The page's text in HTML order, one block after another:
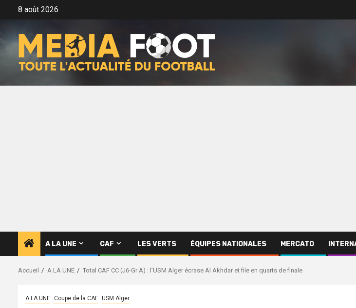
8 août 2026
A LA UNE CAF LES VERTS ÉQUIPES NATIONALES MERCATO
Accueil A LA UNE Total CAF CC (J6-Gr A) : l’USM Alger écrase Al Akhdar et file en quarts de finale
A LA UNE Coupe de la CAF USM Alger